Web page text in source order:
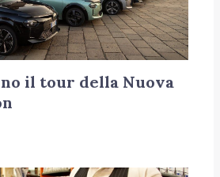
il tour della Nuova